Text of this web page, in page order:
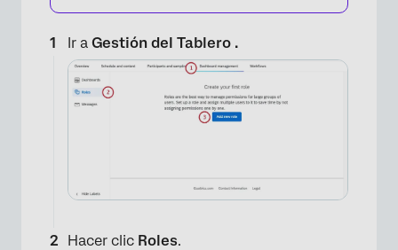
Ir a Gestión del Tablero .
Hacer clic Roles.